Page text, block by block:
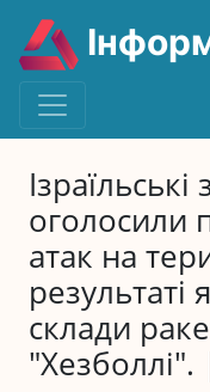
оголосили
атак на
склади